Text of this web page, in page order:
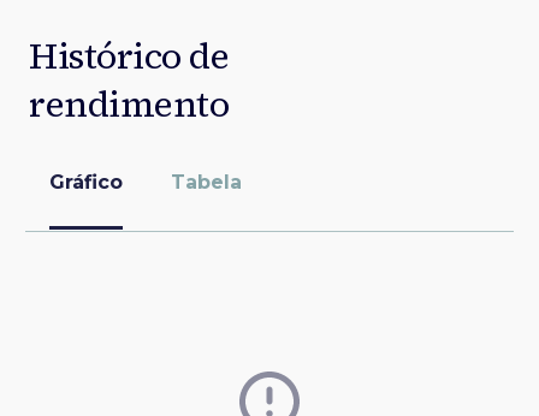
Histórico de
rendimento
Gráfico Tabela